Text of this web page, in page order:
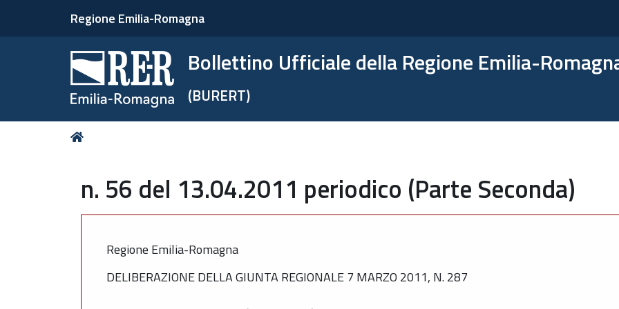
Regione Emilia-Romagna
Bollettino Ufficiale della Regione Emilia-
(BURERT)
Tu
n. 56 del 13.04.2011 periodico (Parte Seconda)
Regione Emilia-Romagna
DELIBERAZIONE DELLA GIUNTA REGIONALE 7 MARZO 2011, N. 287